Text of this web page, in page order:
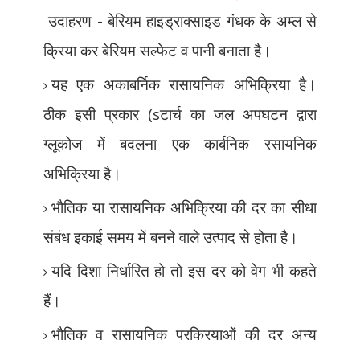
उदाहरण - बेरियम हाइड्राक्साइड गंधक के अम्ल से
क्रिया कर बेरियम सल्फेट व पानी बनाता है।
यह एक अकाबर्निक रासायनिक अभिक्रिया है।
ठीक इसी प्रकार (sटार्च का जल अपघटन द्वारा
ग्लूकोज में बदलना एक कार्बनिक रसायनिक
अभिक्रिया है।
भौतिक या रासायनिक अभिक्रिया की दर का सीधा
संबंध इकाई समय में बनने वाले उत्पाद से होता है।
यदि दिशा निर्धारित हो तो इस दर को वेग भी कहते
हैं।
भौतिक व रासायनिक प्रक्रियाओं की दर अन्य